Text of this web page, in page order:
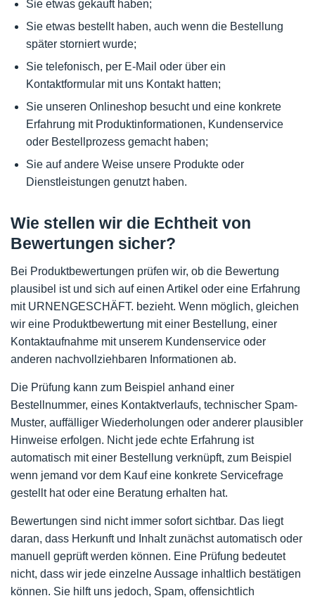
Sie etwas gekauft haben;
Sie etwas bestellt haben, auch wenn die Bestellung
später storniert wurde;
Sie telefonisch, per E-Mail oder über ein
Kontaktformular mit uns Kontakt hatten;
Sie unseren Onlineshop besucht und eine konkrete
Erfahrung mit Produktinformationen, Kundenservice
oder Bestellprozess gemacht haben;
Sie auf andere Weise unsere Produkte oder
Dienstleistungen genutzt haben.
Wie stellen wir die Echtheit von
Bewertungen sicher?
Bei Produktbewertungen prüfen wir, ob die Bewertung
plausibel ist und sich auf einen Artikel oder eine Erfahrung
mit URNENGESCHÄFT. bezieht. Wenn möglich, gleichen
wir eine Produktbewertung mit einer Bestellung, einer
Kontaktaufnahme mit unserem Kundenservice oder
anderen nachvollziehbaren Informationen ab.
Die Prüfung kann zum Beispiel anhand einer
Bestellnummer, eines Kontaktverlaufs, technischer Spam-
Muster, auffälliger Wiederholungen oder anderer plausibler
Hinweise erfolgen. Nicht jede echte Erfahrung ist
automatisch mit einer Bestellung verknüpft, zum Beispiel
wenn jemand vor dem Kauf eine konkrete Servicefrage
gestellt hat oder eine Beratung erhalten hat.
Bewertungen sind nicht immer sofort sichtbar. Das liegt
daran, dass Herkunft und Inhalt zunächst automatisch oder
manuell geprüft werden können. Eine Prüfung bedeutet
nicht, dass wir jede einzelne Aussage inhaltlich bestätigen
können. Sie hilft uns jedoch, Spam, offensichtlich